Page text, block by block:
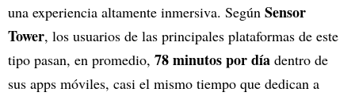
una experiencia altamente inmersiva. Según Sensor
Tower, los usuarios de las principales plataformas de este
tipo pasan, en promedio, 78 minutos por día dentro de
sus apps móviles, casi el mismo tiempo que dedican a